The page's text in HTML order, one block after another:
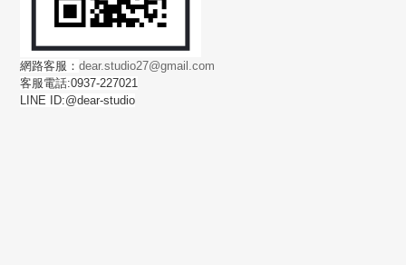
網路客服：dear.studio27@gmail.com
客服電話:0937-227021
LINE ID:@dear-studio